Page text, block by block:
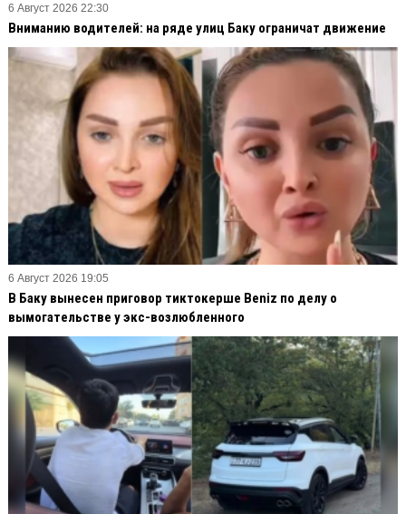
6 Август 2026 22:30
Вниманию водителей: на ряде улиц Баку ограничат движение
6 Август 2026 19:05
В Баку вынесен приговор тиктокерше Beniz по делу о
вымогательстве у экс-возлюбленного